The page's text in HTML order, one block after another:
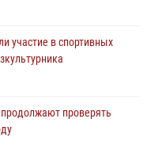
участие в спортивных
проверять